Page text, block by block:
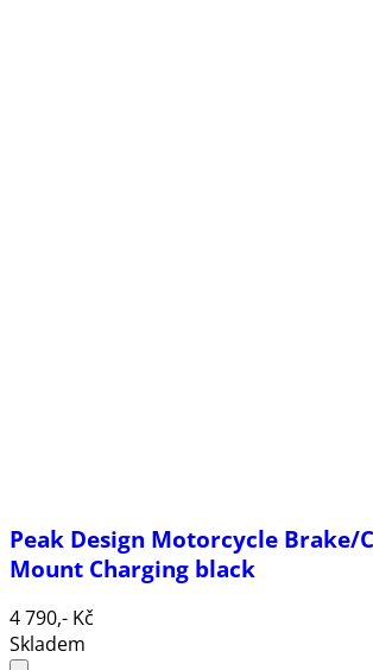
Peak Design Motorcycle Brake/
Mount Charging black
4 790,- Kč
Skladem